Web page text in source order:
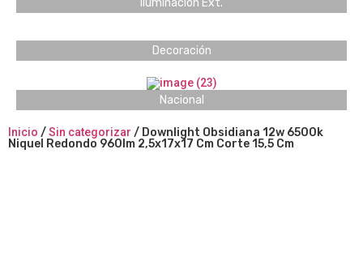
Iluminación Ext.
Decoración
Nacional
Inicio /Sin categorizar / Downlight Obsidiana 12w 6500k
Niquel Redondo 960lm 2,5x17x17 Cm Corte 15,5 Cm